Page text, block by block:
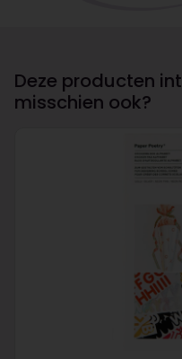
Deze producten
misschien ook?